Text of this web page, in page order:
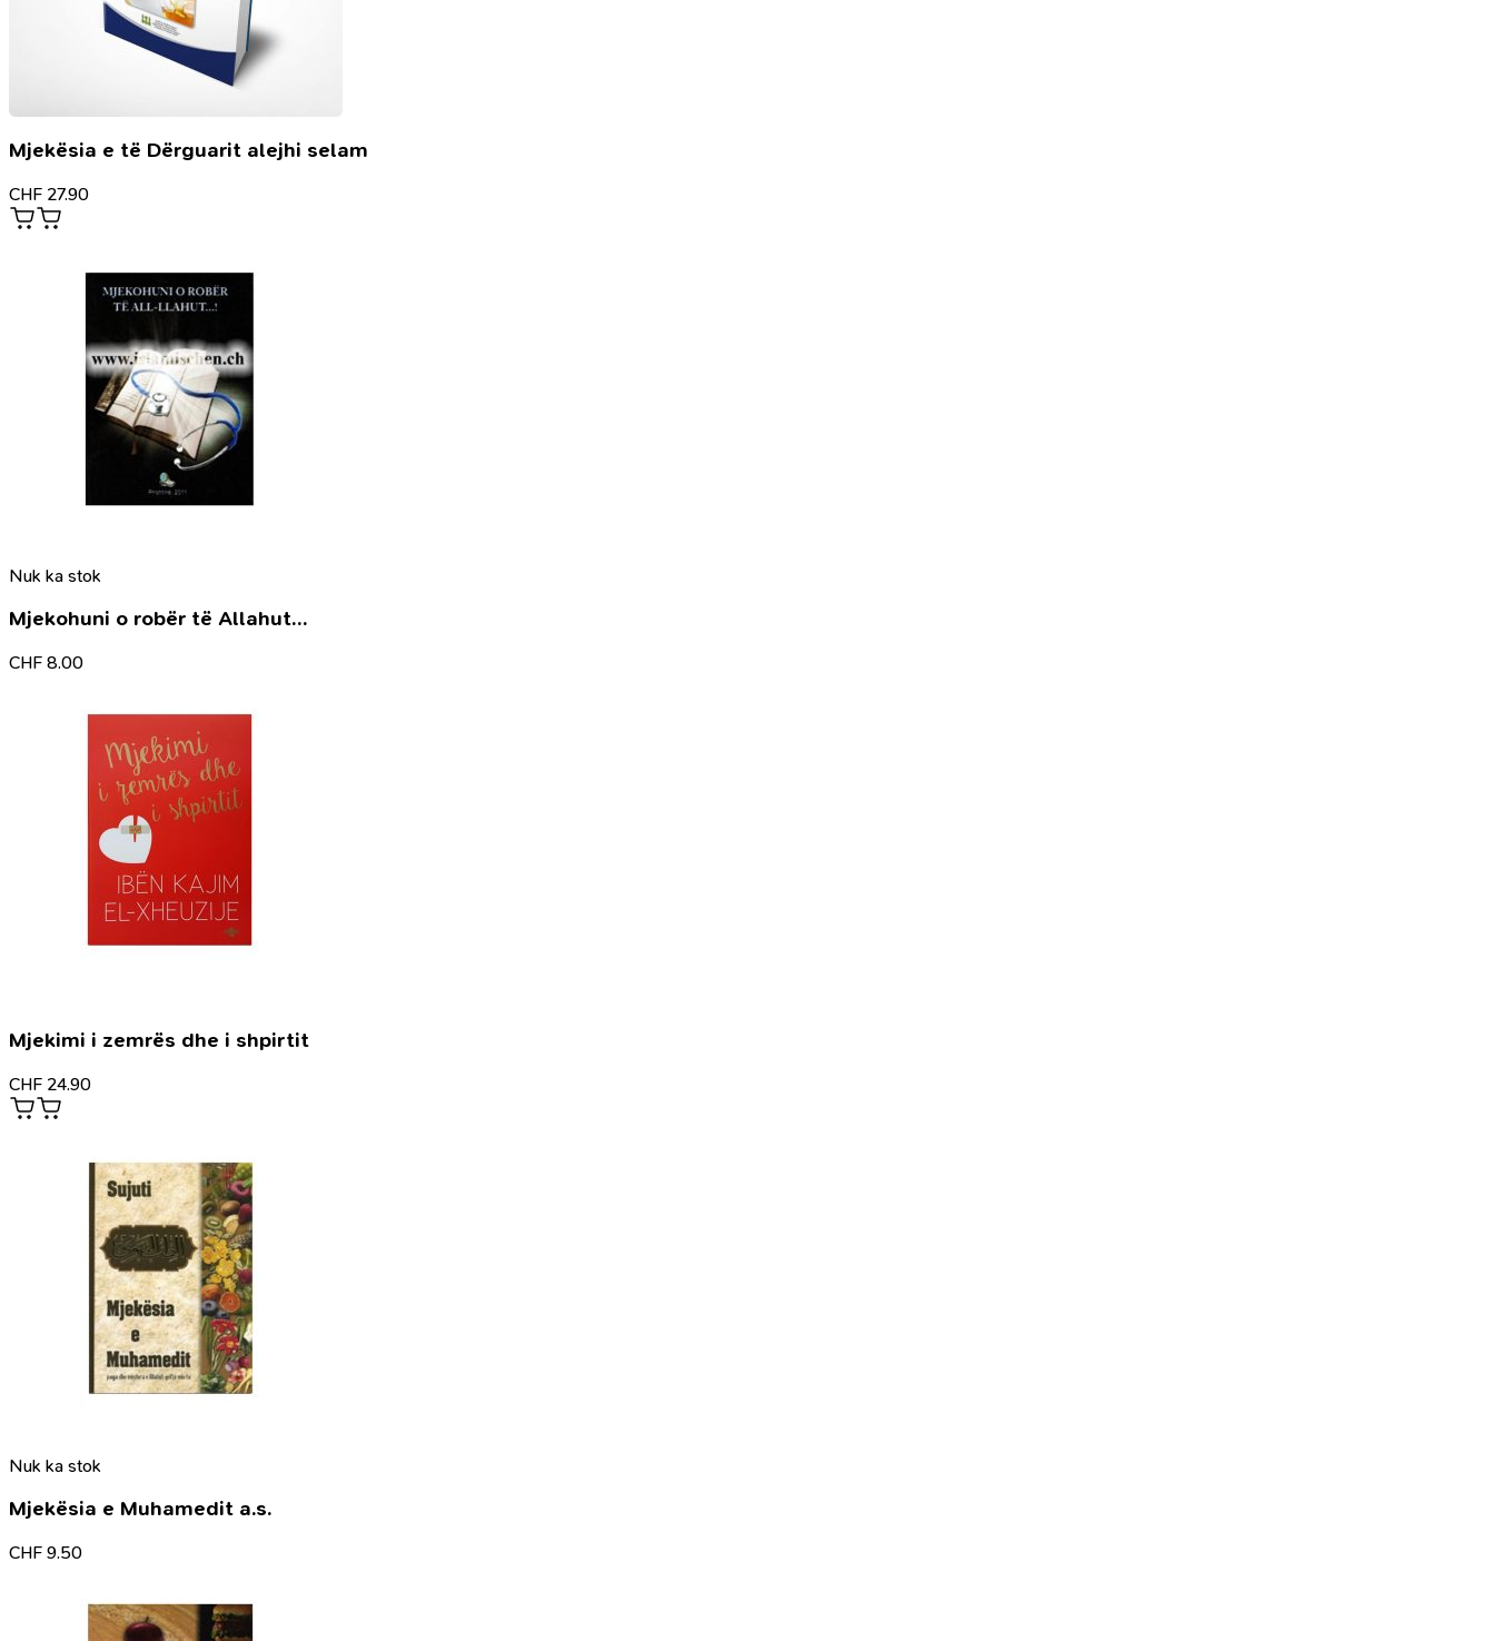
Mjekësia e të Dërguarit alejhi selam
CHF 27.90
Nuk ka stok
Mjekohuni o robër të Allahut…
CHF 8.00
Mjekimi i zemrës dhe i shpirtit
CHF 24.90
Nuk ka stok
Mjekësia e Muhamedit a.s.
CHF 9.50